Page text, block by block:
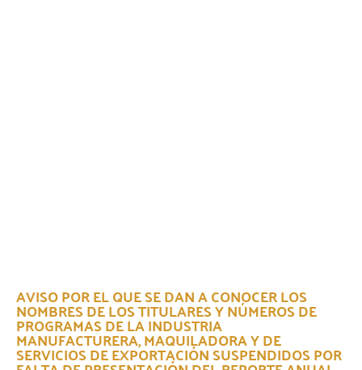
AVISO POR EL QUE SE DAN A CONOCER LOS
NOMBRES DE LOS TITULARES Y NÚMEROS DE
PROGRAMAS DE LA INDUSTRIA
MANUFACTURERA, MAQUILADORA Y DE
SERVICIOS DE EXPORTACIÓN SUSPENDIDOS POR